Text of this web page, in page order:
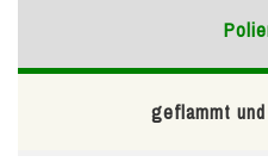
geflammt